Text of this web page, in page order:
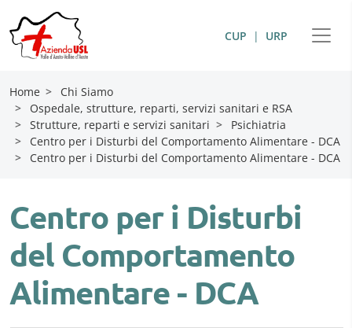
CUP | URP
Home >
Chi Siamo
>
Ospedale, strutture, reparti, servizi sanitari e RSA
> Strutture, reparti e servizi sanitari >
Psichiatria
>
Centro per i Disturbi del Comportamento Alimentare - DCA
>
Centro per i Disturbi del Comportamento Alimentare - DCA
Centro per i Disturbi
del Comportamento
Alimentare - DCA